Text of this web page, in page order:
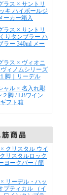
ラス × サントリ
キ ハイボールジ
ーカー箱入
ラス × サントリ
りタンブラー ハ
ラー 340ml メー
ラス × ヴィオニ
ィノムシリーズ
脚｜リーデル
ャル × 名入れ彫
脚 / LBワイン
フト箱
クリスタル ウイ
リスタルロック
ヨークバー / 簡
リーデル・ハッ
プティカル （イ